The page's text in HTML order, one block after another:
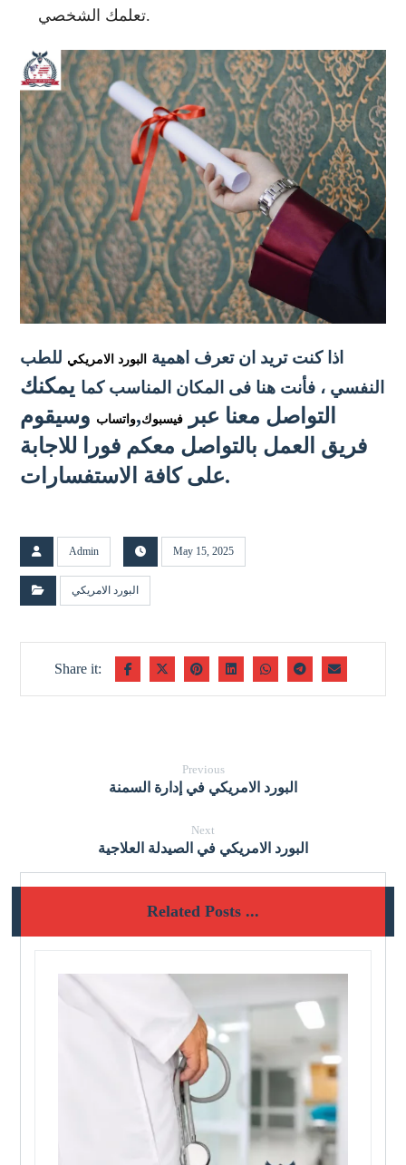
تعلمك الشخصي.
اذا كنت تريد ان تعرف اهمية البورد الامريكي للطب
النفسي ، فأنت هنا فى المكان المناسب كما يمكنك
التواصل معنا عبر
فيسبوك,واتساب وسيقوم
فريق العمل بالتواصل معكم فورا للاجابة
على كافة الاستفسارات.
Admin May 15, 2025
البورد الامريكي
Previous
البورد الامريكي في إدارة السمنة
Next
البورد الامريكي في الصيدلة العلاجية
Related Posts ...